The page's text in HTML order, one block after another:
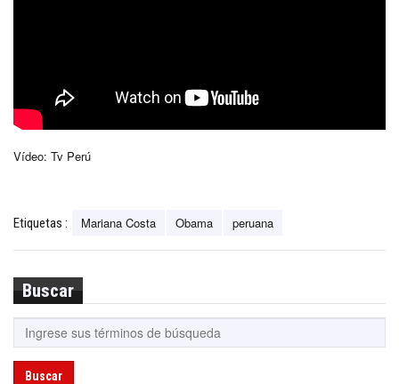
Vídeo: Tv Perú
Etiquetas : Mariana Costa Obama peruana
Buscar
Buscar